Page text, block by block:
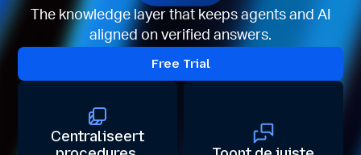
The knowledge layer that keeps agents and AI
aligned on verified answers.
Free Trial
Centraliseert